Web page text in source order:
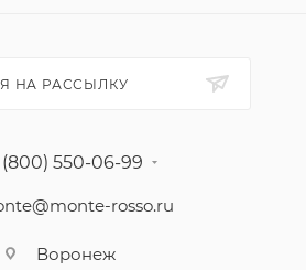
НА РАССЫЛКУ
550-06-99
rosso.ru
Воронеж